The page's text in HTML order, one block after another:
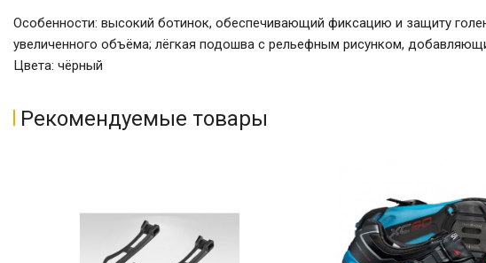
Особенности: высокий ботинок, обеспечивающий фиксацию и защиту
увеличенного объёма; лёгкая подошва с рельефным рисунком,
Цвета: чёрный
Рекомендуемые товары